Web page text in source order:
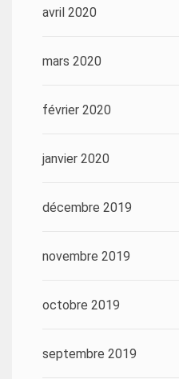
avril 2020
mars 2020
février 2020
janvier 2020
décembre 2019
novembre 2019
octobre 2019
septembre 2019